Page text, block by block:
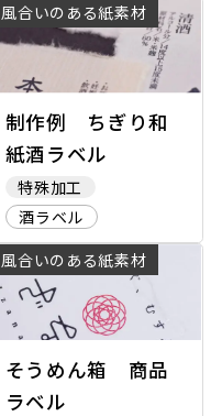
風合いのある紙素材
制作例 ちぎり和
紙酒ラベル
特殊加工
酒ラベル
風合いのある紙素材
そうめん箱 商品
ラベル